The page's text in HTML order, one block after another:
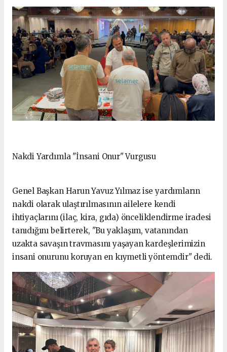
Nakdi Yardımla "İnsani Onur" Vurgusu
Genel Başkan Harun Yavuz Yılmaz ise yardımların
nakdi olarak ulaştırılmasının ailelere kendi
ihtiyaçlarını (ilaç, kira, gıda) önceliklendirme iradesi
tanıdığını belirterek, "Bu yaklaşım, vatanından
uzakta savaşın travmasını yaşayan kardeşlerimizin
insani onurunu koruyan en kıymetli yöntemdir" dedi.